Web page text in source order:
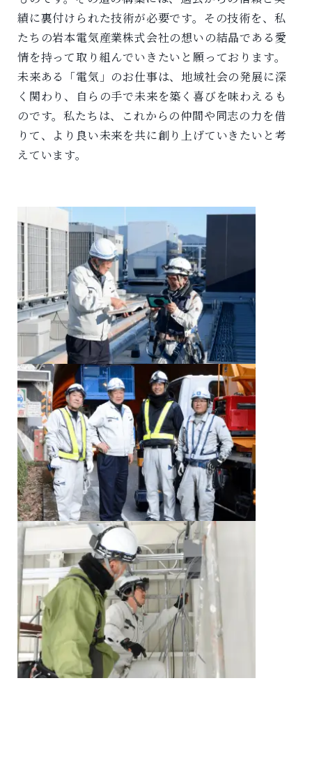
績に裏付けられた技術が必要です。その技術を、私
たちの岩本電気産業株式会社の想いの結晶である愛
情を持って取り組んでいきたいと願っております。
未来ある「電気」のお仕事は、地域社会の発展に深
く関わり、自らの手で未来を築く喜びを味わえるも
のです。私たちは、これからの仲間や同志の力を借
りて、より良い未来を共に創り上げていきたいと考
えています。